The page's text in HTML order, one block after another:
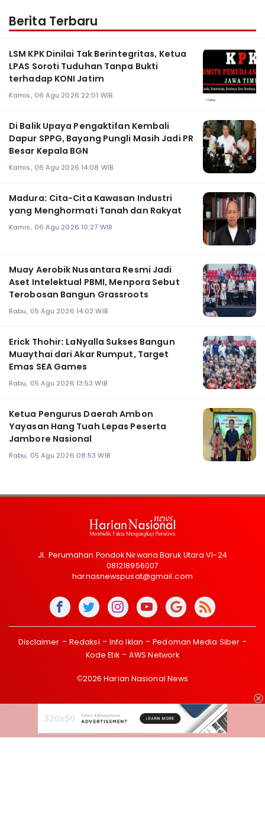
Berita Terbaru
LSM KPK Dinilai Tak Berintegritas, Ketua
LPAS Soroti Tuduhan Tanpa Bukti
terhadap KONI Jatim
Kamis, 06 Agu 2026 22:01 WIB
Di Balik Upaya Pengaktifan Kembali
Dapur SPPG, Bayang Pungli Masih Jadi PR
Besar Kepala BGN
Kamis, 06 Agu 2026 14:08 WIB
Madura: Cita-Cita Kawasan Industri
yang Menghormati Tanah dan Rakyat
Kamis, 06 Agu 2026 10:27 WIB
Muay Aerobik Nusantara Resmi Jadi
Aset Intelektual PBMI, Menpora Sebut
Terobosan Bangun Grassroots
Rabu, 05 Agu 2026 14:02 WIB
Erick Thohir: LaNyalla Sukses Bangun
Muaythai dari Akar Rumput, Target
Emas SEA Games
Rabu, 05 Agu 2026 13:53 WIB
Ketua Pengurus Daerah Ambon
Yayasan Hang Tuah Lepas Peserta
Jambore Nasional
Rabu, 05 Agu 2026 08:53 WIB
Jl. Perumahan Pondok Nirwana Baruk Utara VI-24
081218956007
harnasnewspusat@gmail.com
Disclaimer Redaksi Info Iklan
Pedoman Media Siber
Kode Etik
AWS Network
©2026 Harian Nasional News